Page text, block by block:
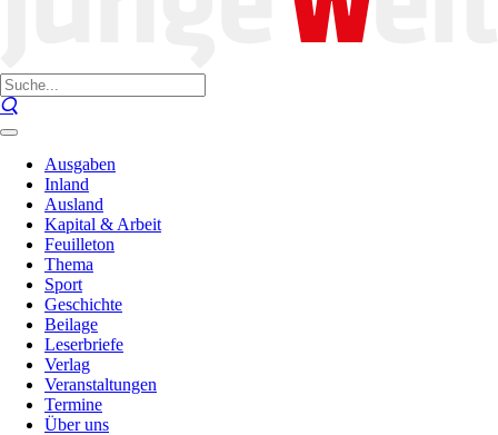
Ausgaben
Inland
Ausland
Kapital & Arbeit
Feuilleton
Thema
Sport
Geschichte
Beilage
Leserbriefe
Verlag
Veranstaltungen
Termine
Über uns